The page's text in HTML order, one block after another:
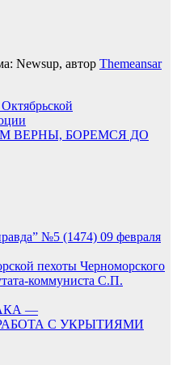
Newsup, автор Themeansar
ВЕРНЫ, БОРЕМСЯ ДО
№5 (1474) 09 февраля
пехоты Черноморского
коммуниста С.П.
—
С УКРЫТИЯМИ